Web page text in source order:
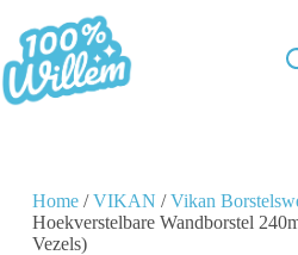
Home/VIKAN /Vikan
Hoekverstelbare Wandborstel
Vezels)